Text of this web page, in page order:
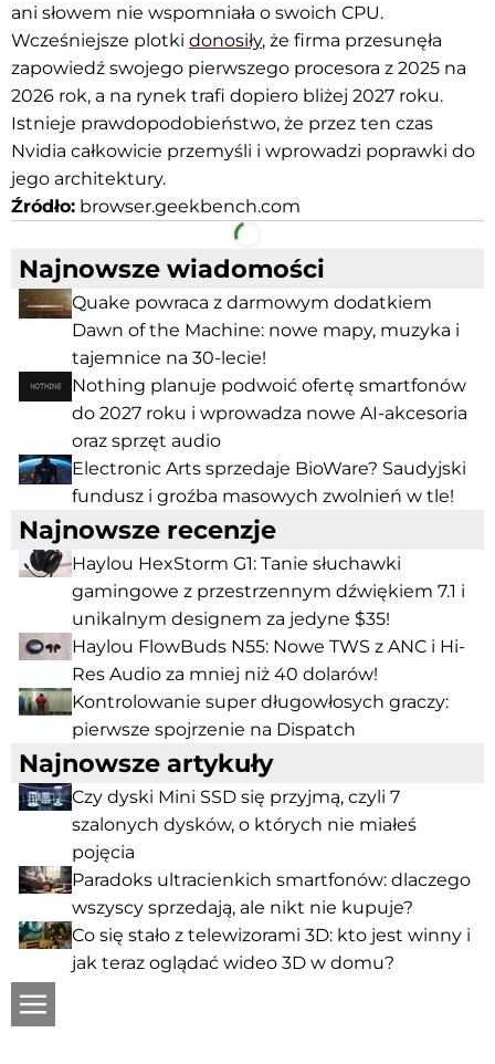
ani słowem nie wspomniała o swoich CPU.
Wcześniejsze plotki donosiły, że firma przesunęła
zapowiedź swojego pierwszego procesora z 2025 na
2026 rok, a na rynek trafi dopiero bliżej 2027 roku.
Istnieje prawdopodobieństwo, że przez ten czas
Nvidia całkowicie przemyśli i wprowadzi poprawki do
jego architektury.
Źródło: browser.geekbench.com
Facebook Telegram
Najnowsze wiadomości
Quake powraca z darmowym dodatkiem
Dawn of the Machine: nowe mapy, muzyka i
tajemnice na 30-lecie!
Nothing planuje podwoić ofertę smartfonów
do 2027 roku i wprowadza nowe AI-akcesoria
oraz sprzęt audio
Electronic Arts sprzedaje BioWare? Saudyjski
fundusz i groźba masowych zwolnień w tle!
Najnowsze recenzje
Haylou HexStorm G1: Tanie słuchawki
gamingowe z przestrzennym dźwiękiem 7.1 i
unikalnym designem za jedyne $35!
Haylou FlowBuds N55: Nowe TWS z ANC i Hi-
Res Audio za mniej niż 40 dolarów!
Kontrolowanie super długowłosych graczy:
pierwsze spojrzenie na Dispatch
Najnowsze artykuły
Czy dyski Mini SSD się przyjmą, czyli 7
szalonych dysków, o których nie miałeś
pojęcia
Paradoks ultracienkich smartfonów: dlaczego
wszyscy sprzedają, ale nikt nie kupuje?
Co się stało z telewizorami 3D: kto jest winny i
jak teraz oglądać wideo 3D w domu?